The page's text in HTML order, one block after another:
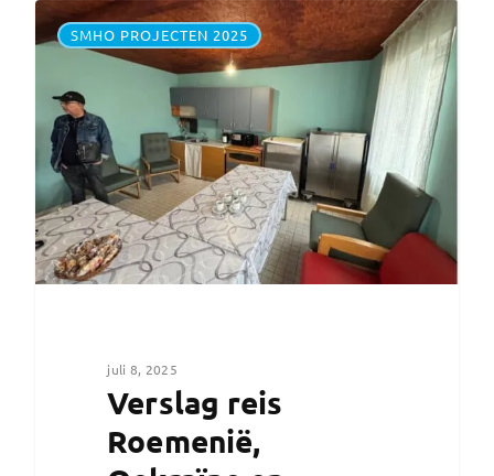
SMHO PROJECTEN 2025
juli 8, 2025
Verslag reis
Roemenië,